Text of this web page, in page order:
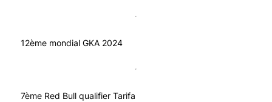
12ème mondial GKA 2024
7ème Red Bull qualifier Tarifa